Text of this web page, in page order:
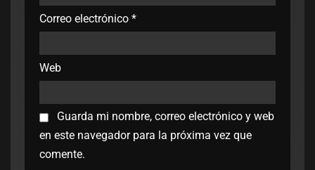
Correo electrónico *
Web
Guarda mi nombre, correo electrónico y web
en este navegador para la próxima vez que
comente.